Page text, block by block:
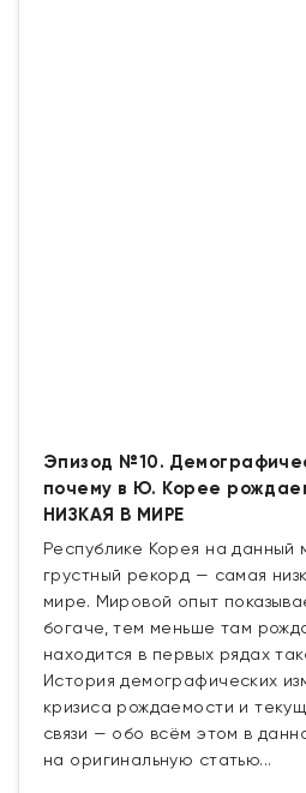
Эпизод №10.
почему в Ю. Корее
НИЗКАЯ В МИРЕ
Республике Корея на данный
грустный рекорд — самая
мире. Мировой опыт
богаче, тем меньше там
находится в первых рядах
История демографических
кризиса рождаемости и
связи — обо всём этом в
на оригинальную статью...